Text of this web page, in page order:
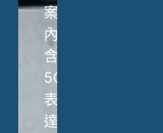
案
內
含
5C
表
達